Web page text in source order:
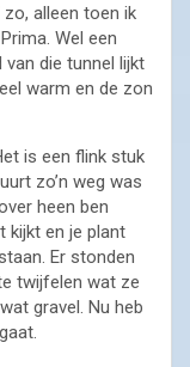
alleen toen ik
Wel een
die tunnel lijkt
warm en de zon
is een flink stuk
zo’n weg was
heen ben
kijkt en je plant
Er stonden
twijfelen wat ze
gravel. Nu heb